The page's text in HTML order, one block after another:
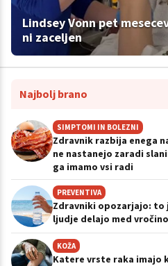
Lindsey Vonn pet
ni zaceljen
Najbolj brano
SIMPTOMI IN BOLEZNI
Zdravnik razbija enega
ne nastanejo zaradi
ga imamo vsi radi
PREVENTIVA
Zdravniki opozarjajo: to
ljudje delajo med vročino
KOŽA
Katere vrste raka imajo